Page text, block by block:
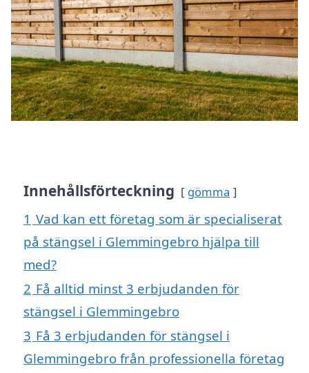
Innehållsförteckning gömma
1 Vad kan ett företag som är specialiserat
på stängsel i Glemmingebro hjälpa till
med?
2 Få alltid minst 3 erbjudanden för
stängsel i Glemmingebro
3 Få 3 erbjudanden för stängsel i
Glemmingebro från professionella företag